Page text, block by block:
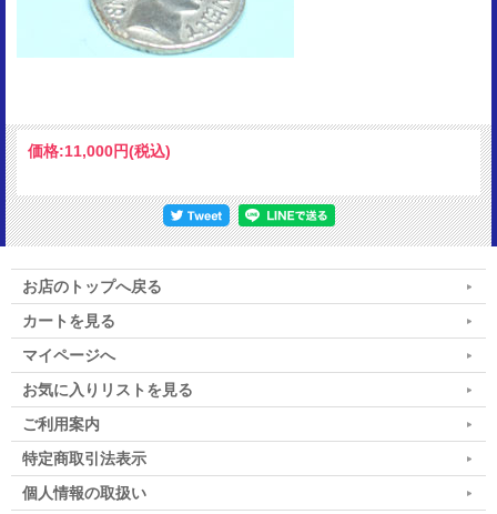
価格:11,000円(税込)
お店のトップへ戻る
カートを見る
マイページへ
お気に入りリストを見る
ご利用案内
特定商取引法表示
個人情報の取扱い